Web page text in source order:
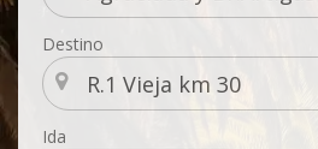
Destino
Ida